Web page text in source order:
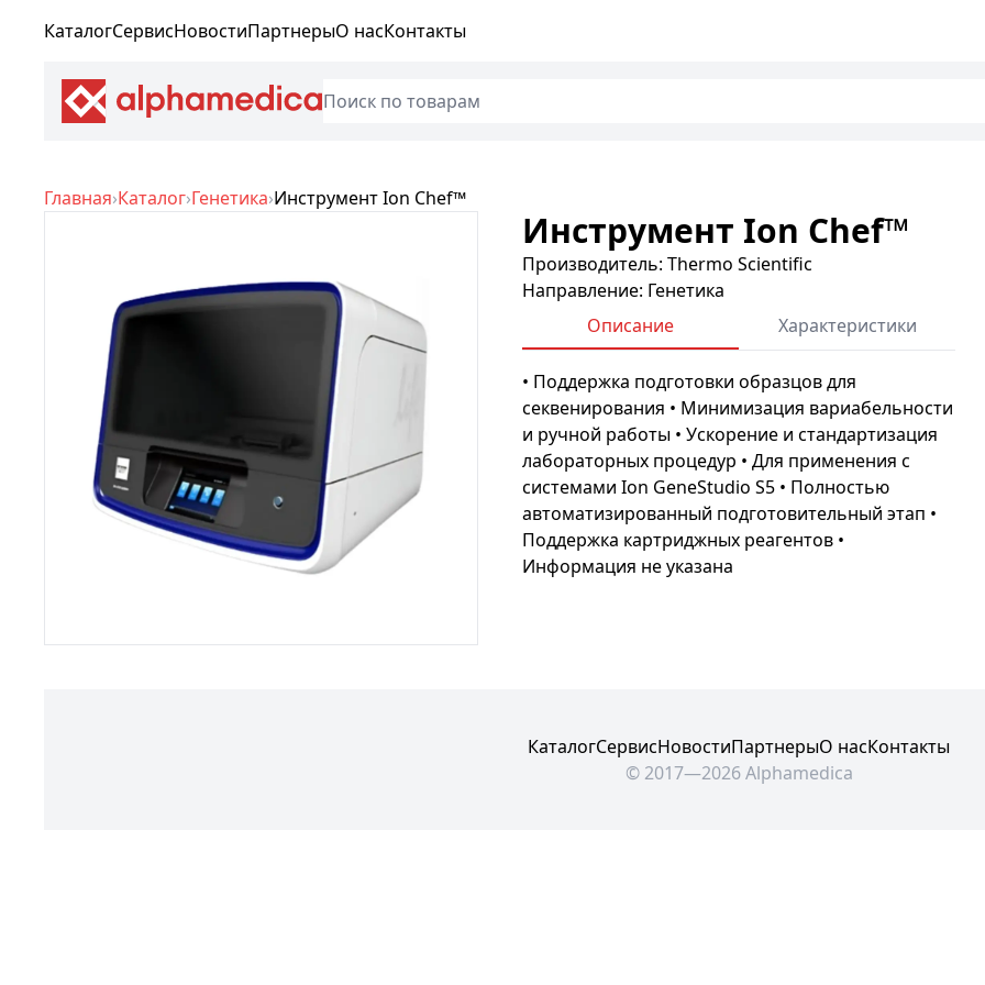
КаталогСервисНовостиПартнерыО насКонтакты
Главная›Каталог›Генетика›Инструмент Ion Chef™
Инструмент Ion Chef™
Производитель: Thermo Scientific
Направление: Генетика
Описание
Характеристики
• Поддержка подготовки образцов для
секвенирования • Минимизация вариабельности
и ручной работы • Ускорение и стандартизация
лабораторных процедур • Для применения с
системами Ion GeneStudio S5 • Полностью
автоматизированный подготовительный этап •
Поддержка картриджных реагентов •
Информация не указана
КаталогСервисНовостиПартнерыО насКонтакты
© 2017—2026 Alphamedica